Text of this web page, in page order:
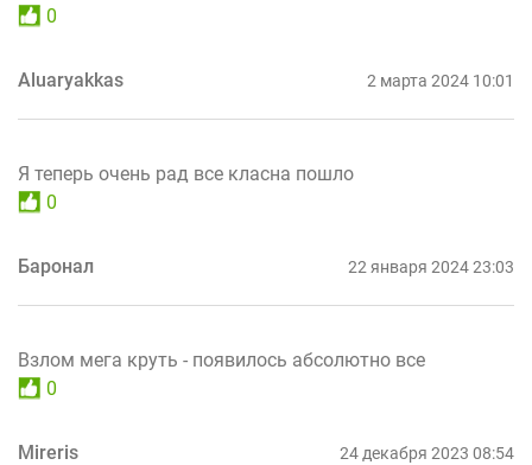
0
Aluaryakkas 2 марта 2024 10:01
Я теперь очень рад все класна пошло
0
Баронал 22 января 2024 23:03
Взлом мега круть - появилось абсолютно все
0
Mireris 24 декабря 2023 08:54